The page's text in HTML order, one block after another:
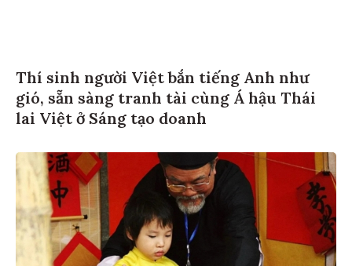
Thí sinh người Việt bắn tiếng Anh như
gió, sẵn sàng tranh tài cùng Á hậu Thái
lai Việt ở Sáng tạo doanh